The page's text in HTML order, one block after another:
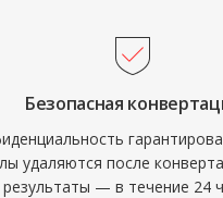
Безопасная
удаляются после
результаты — в течение 24